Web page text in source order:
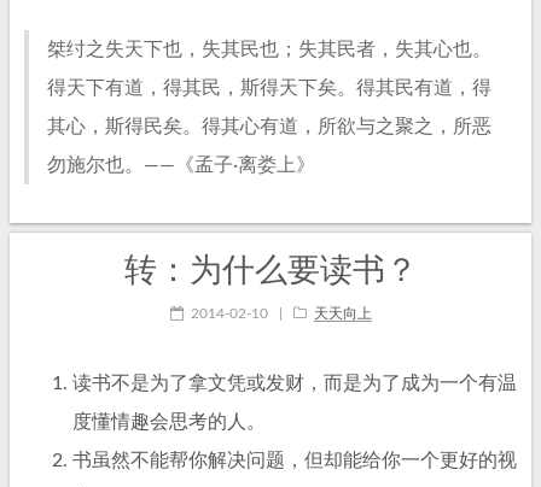
桀纣之失天下也，失其民也；失其民者，失其心也。
得天下有道，得其民，斯得天下矣。得其民有道，得
其心，斯得民矣。得其心有道，所欲与之聚之，所恶
勿施尔也。——《孟子·离娄上》
转：为什么要读书？
2014-02-10 天天向上
读书不是为了拿文凭或发财，而是为了成为一个有温
度懂情趣会思考的人。
书虽然不能帮你解决问题，但却能给你一个更好的视